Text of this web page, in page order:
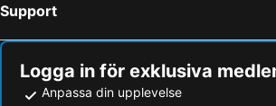
Support
Logga in för exklusiva
Anpassa din upplevelse